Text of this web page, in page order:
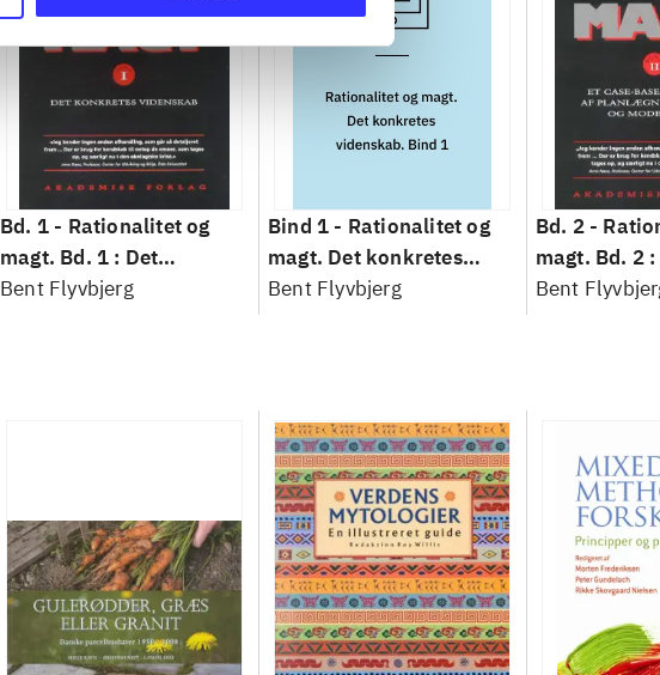
Bd. 1 - Rationalitet og
magt. Bd. 1 : Det
konkretes videnskab
Bent Flyvbjerg
Bind 1 - Rationalitet og
magt. Det konkretes
videnskab. Bind 1
Bent Flyvbjerg
Bd. 2 -
magt. Bd. 2
baseret
Bent